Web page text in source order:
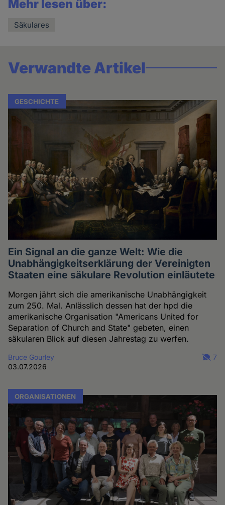
Mehr lesen über:
Säkulares
Verwandte Artikel
GESCHICHTE
Ein Signal an die ganze Welt: Wie die
Unabhängigkeitserklärung der Vereinigten
Staaten eine säkulare Revolution einläutete
Morgen jährt sich die amerikanische Unabhängigkeit
zum 250. Mal. Anlässlich dessen hat der hpd die
amerikanische Organisation "Americans United for
Separation of Church and State" gebeten, einen
säkularen Blick auf diesen Jahrestag zu werfen.
Bruce Gourley
03.07.2026
7
ORGANISATIONEN